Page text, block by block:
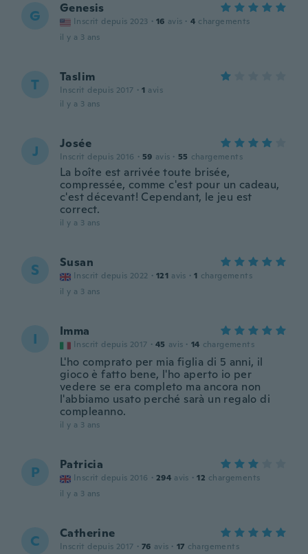
G Genesis
Inscrit depuis 2023 · 16 avis · 4 chargements
il y a 3 ans
T Taslim
Inscrit depuis 2017 · 1 avis
il y a 3 ans
J Josée
Inscrit depuis 2016 · 59 avis · 55 chargements
La boîte est arrivée toute brisée,
compressée, comme c'est pour un cadeau,
c'est décevant! Cependant, le jeu est
correct.
il y a 3 ans
S Susan
Inscrit depuis 2022 · 121 avis · 1 chargements
il y a 3 ans
I Imma
Inscrit depuis 2017 · 45 avis · 14 chargements
L'ho comprato per mia figlia di 5 anni, il
gioco è fatto bene, l'ho aperto io per
vedere se era completo ma ancora non
l'abbiamo usato perché sarà un regalo di
compleanno.
il y a 3 ans
P Patricia
Inscrit depuis 2016 · 294 avis · 12 chargements
il y a 3 ans
C Catherine
Inscrit depuis 2017 · 76 avis · 17 chargements